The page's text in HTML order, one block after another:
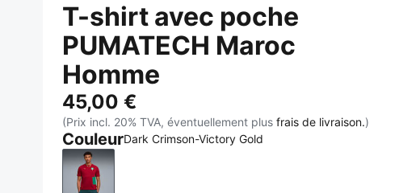
T-shirt avec poche
PUMATECH Maroc
Homme
45,00 €
(Prix incl. 20% TVA, éventuellement plusfrais de livraison.)
CouleurDark Crimson-Victory Gold
Dark Crimson-Victory Gold